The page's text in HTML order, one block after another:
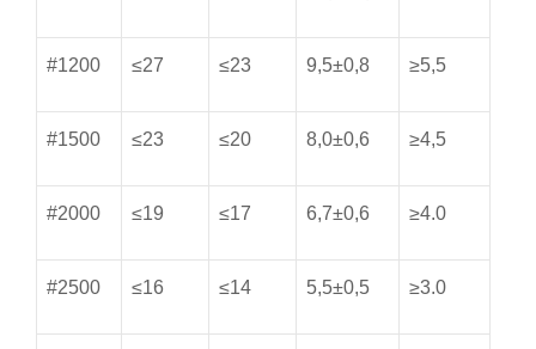
#1200 ≤27 ≤23 9,5±0,8 ≥5,5
#1500 ≤23 ≤20 8,0±0,6 ≥4,5
#2000 ≤19 ≤17 6,7±0,6 ≥4.0
#2500 ≤16 ≤14 5,5±0,5 ≥3.0